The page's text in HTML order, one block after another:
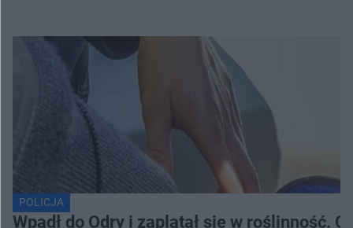
POLICJA
Wpadł do Odry i zaplątał się w roślinność.